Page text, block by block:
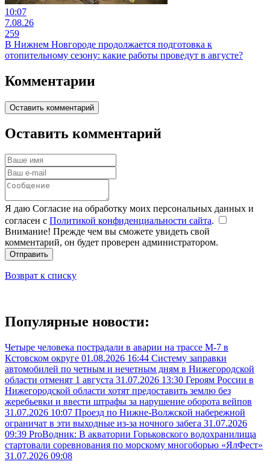
10:07
7.08.26
259
В Нижнем Новгороде продолжается подготовка к
отопительному сезону: какие работы проведут в августе?
Комментарии
Оставить комментарий
Оставить комментарий
Я даю Согласие на обработку моих персональных данных и
согласен с Политикой конфиденциальности сайта.
Внимание! Прежде чем вы сможете увидеть свой
комментарий, он будет проверен администратором.
Отправить
Возврат к списку
Популярные новости:
Четыре человека пострадали в аварии на трассе М-7 в
Кстовском округе 01.08.2026 16:44 Систему заправки
автомобилей по четным и нечетным дням в Нижегородской
области отменят 1 августа 31.07.2026 13:30 Героям России в
Нижегородской области хотят предоставить землю без
жеребьевки и ввести штрафы за нарушение оборота вейпов
31.07.2026 10:07 Проезд по Нижне-Волжской набережной
ограничат в эти выходные из-за ночного забега 31.07.2026
09:39 ProВодник: В акватории Горьковского водохранилища
стартовали соревнования по морскому многоборью «ЯлФест»
31.07.2026 09:08